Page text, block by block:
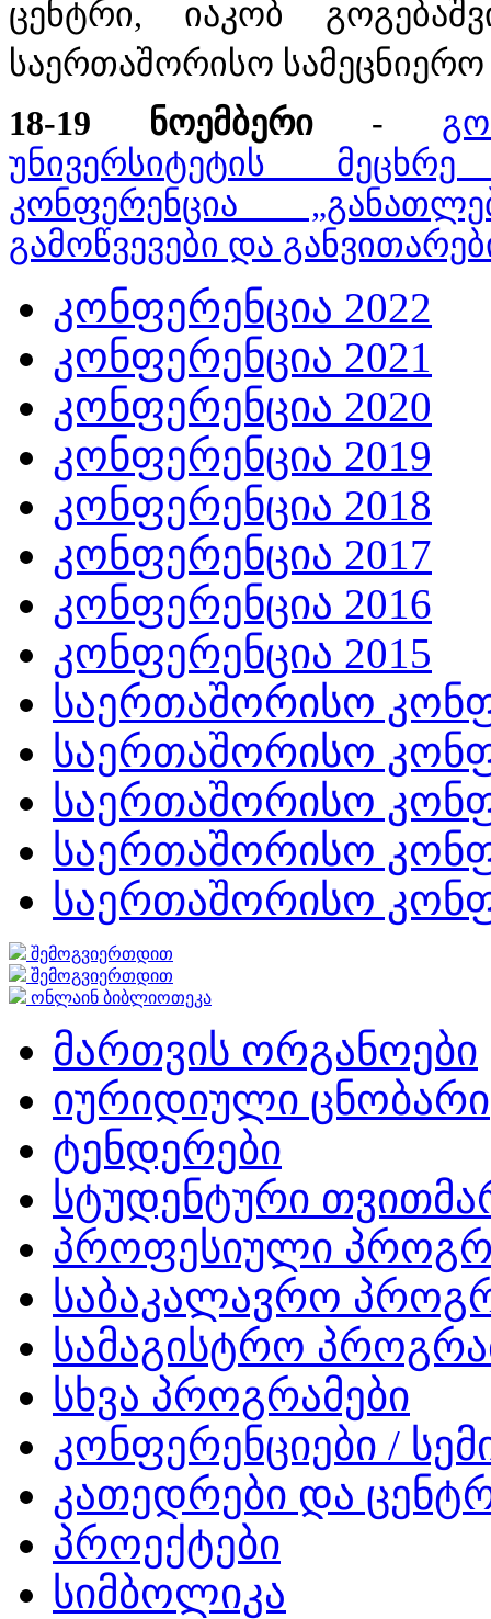
ცენტრი, იაკობ
საერთაშორისო
18-19 ნოემბერი -
უნივერსიტეტის
კონფერენცია
გამოწვევები და
კონფერენცია 2022
კონფერენცია 2021
კონფერენცია 2020
კონფერენცია 2019
კონფერენცია 2018
კონფერენცია 2017
კონფერენცია 2016
კონფერენცია 2015
საერთაშორისო
საერთაშორისო
საერთაშორისო
საერთაშორისო
საერთაშორისო
შემოგვიერთდით
შემოგვიერთდით
ონლაინ ბიბლიოთეკა
მართვის ორგანოები
იურიდიული ცნობარი
ტენდერები
სტუდენტური
პროფესიული
საბაკალავრო
სამაგისტრო
სხვა პროგრამები
კონფერენციები /
კათედრები და
პროექტები
სიმბოლიკა